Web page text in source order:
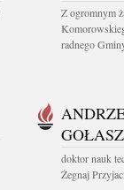
Z ogromnym
radnego
doktor nauk
Żegnaj